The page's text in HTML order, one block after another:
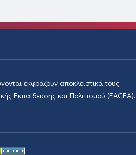
εκφράζουν αποκλειστικά τους
Εκπαίδευσης και Πολιτισμού (EACEA).